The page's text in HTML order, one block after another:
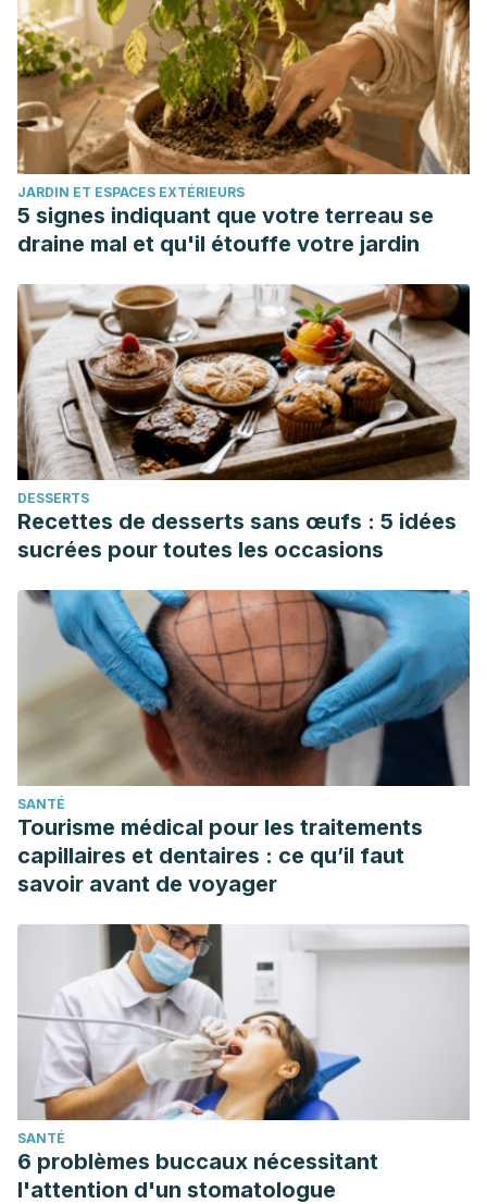
perception in pregnant women. Chem Senses. 2004 Jun;
29(5):391-402. doi: 10.1093/chemse/bjh040. PMID:
15201206.
Intan, T., & Adji, M. (2019). Hiperosmia dan Kekuasaan
Perempuan dalam Novel Aroma Karsa Karya Dee Lestari.
SALINGKA, 16(1), 11-23.
Lee, R. V. (2002). Nausea and vomiting of pregnancy: An
evolutionary hypothesis. Revista médica de Chile 130
Francés Ribera, L. (2010). Náuseas y vómitos en el
embarazo. Matronas Profesión, 2010, vol. 11, num. 1, p. 26-
JARDIN ET ESPACES EXTÉRIEURS
5 signes indiquant que votre terreau se
draine mal et qu'il étouffe votre jardin
DESSERTS
Recettes de desserts sans œufs : 5 idées
sucrées pour toutes les occasions
SANTÉ
Tourisme médical pour les traitements
capillaires et dentaires : ce qu’il faut
savoir avant de voyager
SANTÉ
6 problèmes buccaux nécessitant
l'attention d'un stomatologue